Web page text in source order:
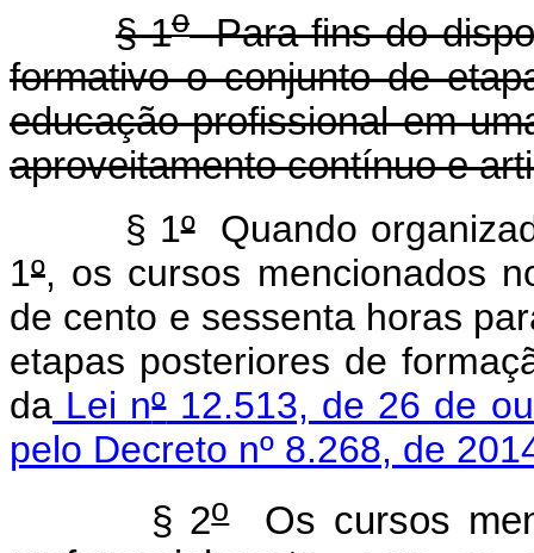
§ 1oPara fins do
formativo o conjunto de
educação profissional em
aproveitamento contínuo e
§ 1ºQuando
1º, os cursos mencionados
de cento e sessenta horas
etapas posteriores de
da Lei nº12.513, de 26 de
pelo Decreto nº 8.268, de
§ 2oOs cursos